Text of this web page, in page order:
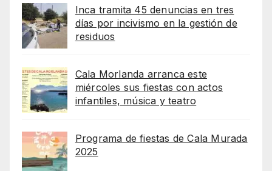
Inca tramita 45 denuncias en tres
días por incivismo en la gestión de
residuos
Cala Morlanda arranca este
miércoles sus fiestas con actos
infantiles, música y teatro
Programa de fiestas de Cala Murada
2025